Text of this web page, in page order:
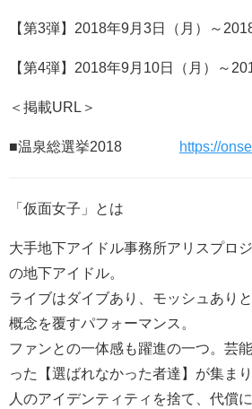
【第3弾】2018年9月3日（月）～
【第4弾】2018年9月10日（月）～
＜掲載URL＞
■温泉総選挙2018 https://
「仮面女子」とは
大手地下アイドル事務所アリスプロ
の地下アイドル。
ライブはダイブあり、モッシュあり
概念を覆すパフォーマンス。
ファンとの一体感も躍進の一つ。芸
った【選ばれなかった者達】が集ま
人のアイデンティティを捨て、代償